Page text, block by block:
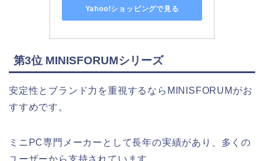
Yahoo!ショッピングで見る
第3位 MINISFORUMシリーズ
安定性とブランド力を重視するならMINISFORUMがお
すすめです。
ミニPC専門メーカーとして長年の実績があり、多くの
ユーザーから支持されています。